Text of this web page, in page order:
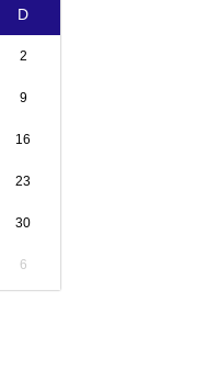
D
2
9
16
23
30
6